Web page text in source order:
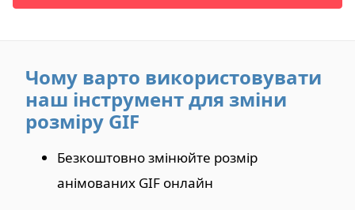
Чому варто використовувати
наш інструмент для зміни
розміру GIF
Безкоштовно змінюйте розмір
анімованих GIF онлайн